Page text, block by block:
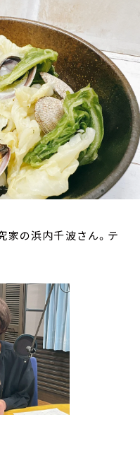
家の浜内千波さん。テ